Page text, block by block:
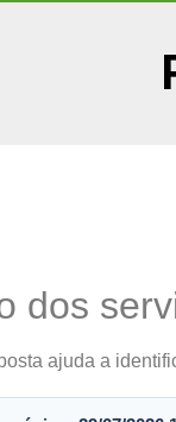
dos
ajuda a